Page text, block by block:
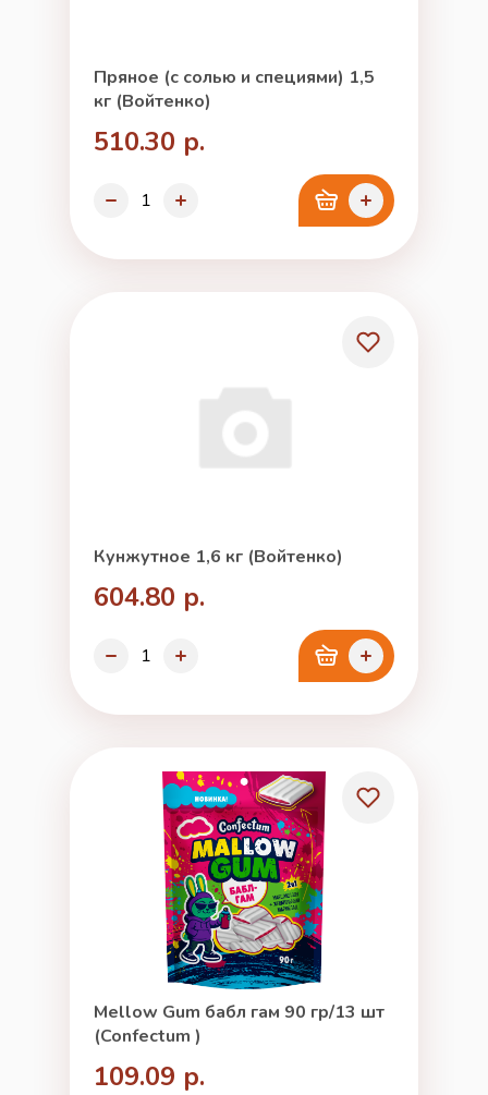
Пряное (с солью и специями) 1,5
кг (Войтенко)
510.30 р.
Кунжутное 1,6 кг (Войтенко)
604.80 р.
Mellow Gum бабл гам 90 гр/13 шт
(Confectum )
109.09 р.